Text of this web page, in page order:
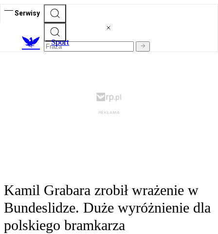
Serwisy
Sport
Kamil Grabara zrobił wrażenie w
Bundeslidze. Duże wyróżnienie dla
polskiego bramkarza